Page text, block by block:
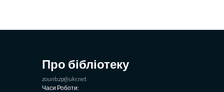
Про бібліотеку
zounb.zp@ukr.net
Часи Роботи: